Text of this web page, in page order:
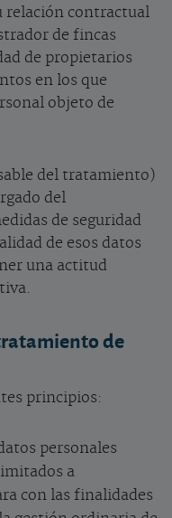
relación contractual
de fincas
de propietarios
en los que
objeto de
del tratamiento)
del
de seguridad
de esos datos
una actitud
de
principios:
personales
a
con las finalidades